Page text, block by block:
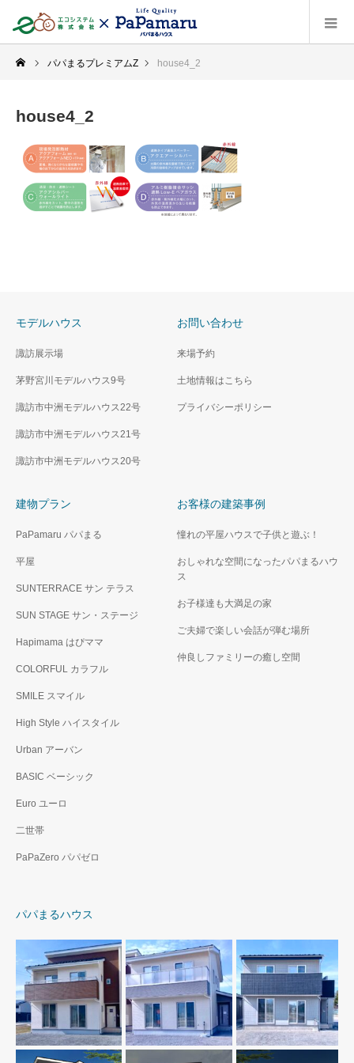
パパまるプレミアムZ house4_2
house4_2
モデルハウス
諏訪展示場
茅野宮川モデルハウス9号
諏訪市中洲モデルハウス22号
諏訪市中洲モデルハウス21号
諏訪市中洲モデルハウス20号
お問い合わせ
来場予約
土地情報はこちら
プライバシーポリシー
建物プラン
PaPamaru パパまる
平屋
SUNTERRACE サン テラス
SUN STAGE サン・ステージ
Hapimama はぴママ
COLORFUL カラフル
SMILE スマイル
High Style ハイスタイル
Urban アーバン
BASIC ベーシック
Euro ユーロ
二世帯
PaPaZero パパゼロ
お客様の建築事例
憧れの平屋ハウスで子供と遊ぶ！
おしゃれな空間になったパパまるハウ
ス
お子様達も大満足の家
ご夫婦で楽しい会話が弾む場所
仲良しファミリーの癒し空間
パパまるハウス